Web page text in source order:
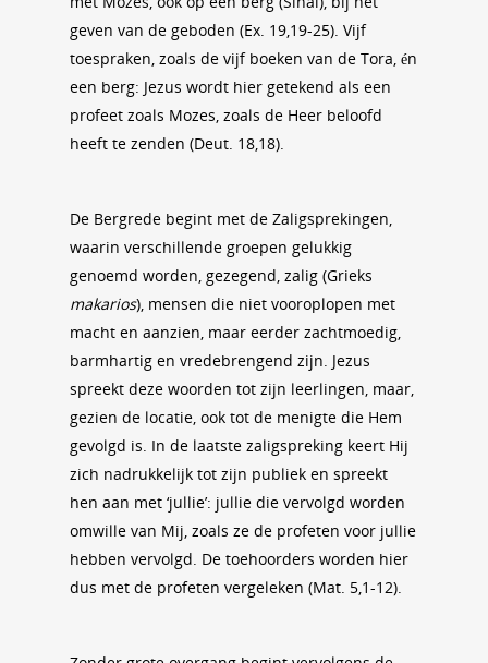
geven van de geboden (Ex. 19,19-25). Vijf
toespraken, zoals de vijf boeken van de Tora, én
een berg: Jezus wordt hier getekend als een
profeet zoals Mozes, zoals de Heer beloofd
heeft te zenden (Deut. 18,18).
De Bergrede begint met de Zaligsprekingen,
waarin verschillende groepen gelukkig
genoemd worden, gezegend, zalig (Grieks
makarios), mensen die niet vooroplopen met
macht en aanzien, maar eerder zachtmoedig,
barmhartig en vredebrengend zijn. Jezus
spreekt deze woorden tot zijn leerlingen, maar,
gezien de locatie, ook tot de menigte die Hem
gevolgd is. In de laatste zaligspreking keert Hij
zich nadrukkelijk tot zijn publiek en spreekt
hen aan met ‘jullie’: jullie die vervolgd worden
omwille van Mij, zoals ze de profeten voor jullie
hebben vervolgd. De toehoorders worden hier
dus met de profeten vergeleken (Mat. 5,1-12).